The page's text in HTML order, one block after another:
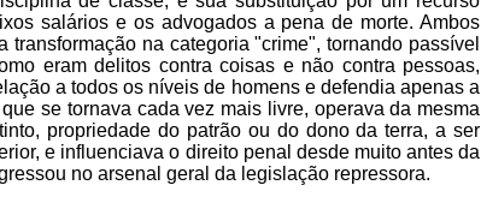
salários e os advogados a pena de morte. Ambos
na categoria "crime", tornando passível
eram delitos contra coisas e não contra pessoas,
a todos os níveis de homens e defendia apenas a
se tornava cada vez mais livre, operava da mesma
propriedade do patrão ou do dono da terra, a ser
e influenciava o direito penal desde muito antes da
no arsenal geral da legislação repressora.